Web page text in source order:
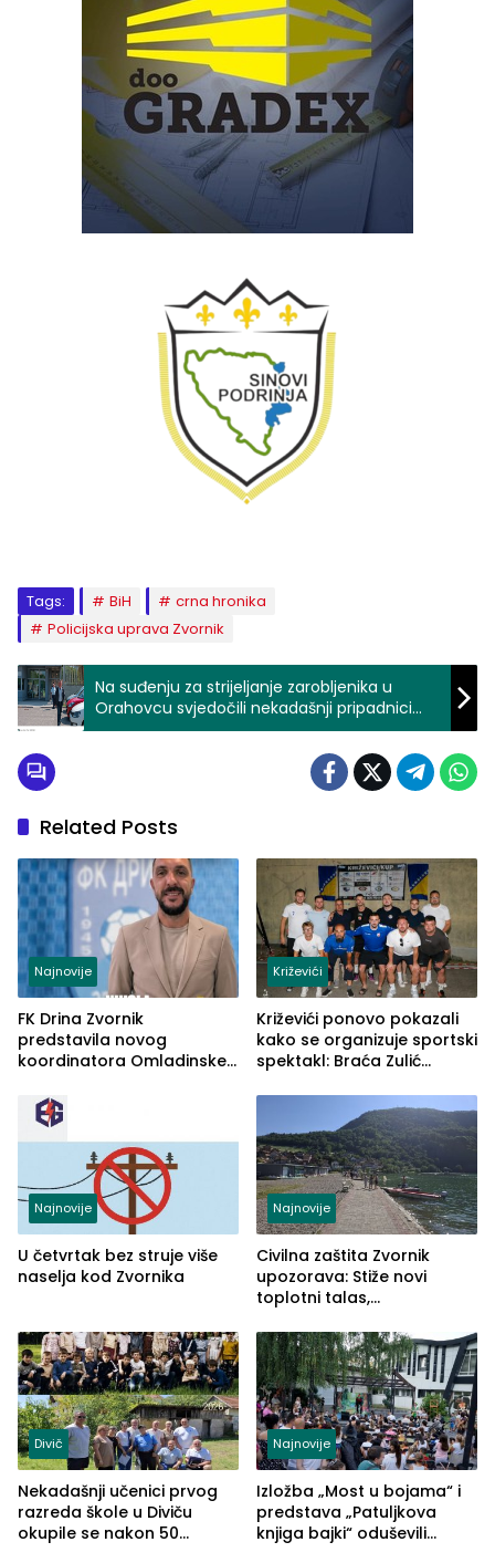
Tags: BiH
crna hronika
Policijska uprava Zvornik
Na suđenju za strijeljanje zarobljenika u
Orahovcu svjedočili nekadašnji pripadnici
Orahovačke čete Četvrtog bataljona
Related Posts
Najnovije
FK Drina Zvornik
predstavila novog
koordinatora Omladinske
Križevići
Križevići ponovo pokazali
kako se organizuje sportski
spektakl: Braća Zulić
Najnovije
U četvrtak bez struje više
naselja kod Zvornika
Najnovije
Civilna zaštita Zvornik
upozorava: Stiže novi
toplotni talas,
Divič
Nekadašnji učenici prvog
razreda škole u Diviču
okupile se nakon 50
Najnovije
Izložba „Most u bojama“ i
predstava „Patuljkova
knjiga bajki“ oduševili